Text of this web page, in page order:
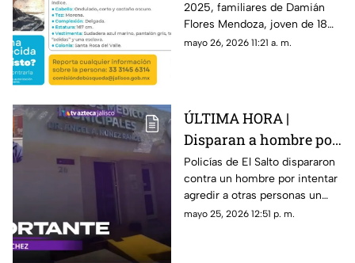
Damián Flores
2025, familiares de Damián
Flores Mendoza, joven de 18
años de edad, lo buscan
mayo 26, 2026 11:21 a. m.
ÚLTIMA HORA |
Disparan a hombre por
intentar agredir a
personas con un
machete
Policías de El Salto dispararon
contra un hombre por intentar
agredir a otras personas un
machete
mayo 25, 2026 12:51 p. m.